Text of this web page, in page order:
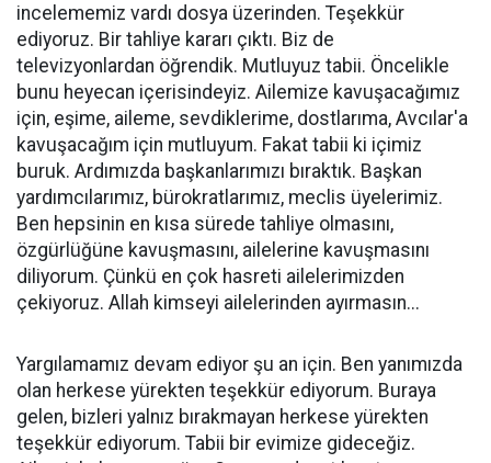
incelememiz vardı dosya üzerinden. Teşekkür
ediyoruz. Bir tahliye kararı çıktı. Biz de
televizyonlardan öğrendik. Mutluyuz tabii. Öncelikle
bunu heyecan içerisindeyiz. Ailemize kavuşacağımız
için, eşime, aileme, sevdiklerime, dostlarıma, Avcılar'a
kavuşacağım için mutluyum. Fakat tabii ki içimiz
buruk. Ardımızda başkanlarımızı bıraktık. Başkan
yardımcılarımız, bürokratlarımız, meclis üyelerimiz.
Ben hepsinin en kısa sürede tahliye olmasını,
özgürlüğüne kavuşmasını, ailelerine kavuşmasını
diliyorum. Çünkü en çok hasreti ailelerimizden
çekiyoruz. Allah kimseyi ailelerinden ayırmasın...
Yargılamamız devam ediyor şu an için. Ben yanımızda
olan herkese yürekten teşekkür ediyorum. Buraya
gelen, bizleri yalnız bırakmayan herkese yürekten
teşekkür ediyorum. Tabii bir evimize gideceğiz.